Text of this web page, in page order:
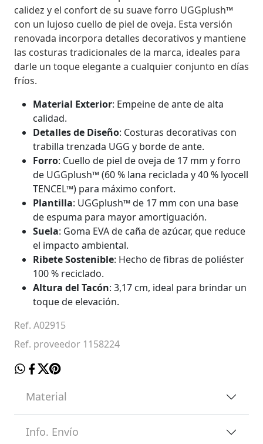
calidez y el confort de su suave forro UGGplush™
con un lujoso cuello de piel de oveja. Esta versión
renovada incorpora detalles decorativos y mantiene
las costuras tradicionales de la marca, ideales para
darle un toque elegante a cualquier conjunto en días
fríos.
Material Exterior: Empeine de ante de alta
calidad.
Detalles de Diseño: Costuras decorativas con
trabilla trenzada UGG y borde de ante.
Forro: Cuello de piel de oveja de 17 mm y forro
de UGGplush™ (60 % lana reciclada y 40 % lyocell
TENCEL™) para máximo confort.
Plantilla: UGGplush™ de 17 mm con una base
de espuma para mayor amortiguación.
Suela: Goma EVA de caña de azúcar, que reduce
el impacto ambiental.
Ribete Sostenible: Hecho de fibras de poliéster
100 % reciclado.
Altura del Tacón: 3,17 cm, ideal para brindar un
toque de elevación.
Ref. A02915
Ref. proveedor 1158224
Material
Info. Envío